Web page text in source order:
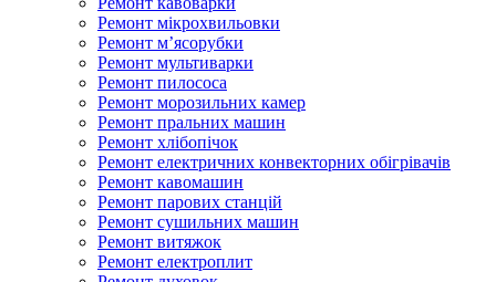
Ремонт мікрохвильовки
Ремонт м’ясорубки
Ремонт мультиварки
Ремонт пилососа
Ремонт морозильних камер
Ремонт пральних машин
Ремонт хлібопічок
Ремонт електричних конвекторних обігрівачів
Ремонт кавомашин
Ремонт парових станцій
Ремонт сушильних машин
Ремонт витяжок
Ремонт електроплит